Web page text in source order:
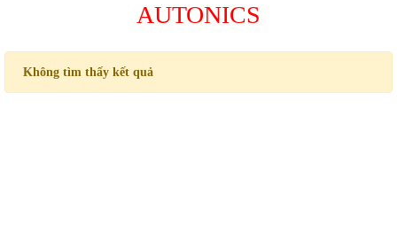
AUTONICS
Không tìm thấy kết quả